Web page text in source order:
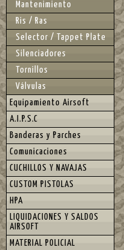
Mantenimiento
Ris / Ras
Selector / Tappet Plate
Silenciadores
Tornillos
Válvulas
Equipamiento Airsoft
A.I.P.S.C
Banderas y Parches
Comunicaciones
CUCHILLOS Y NAVAJAS
CUSTOM PISTOLAS
HPA
LIQUIDACIONES Y SALDOS
AIRSOFT
MATERIAL POLICIAL